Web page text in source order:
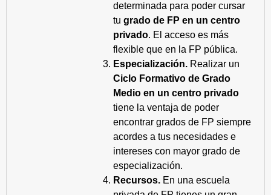
determinada para poder cursar
tu grado de FP en un centro
privado. El acceso es más
flexible que en la FP pública.
Especialización. Realizar un
Ciclo Formativo de Grado
Medio en un centro privado
tiene la ventaja de poder
encontrar grados de FP siempre
acordes a tus necesidades e
intereses con mayor grado de
especialización.
Recursos. En una escuela